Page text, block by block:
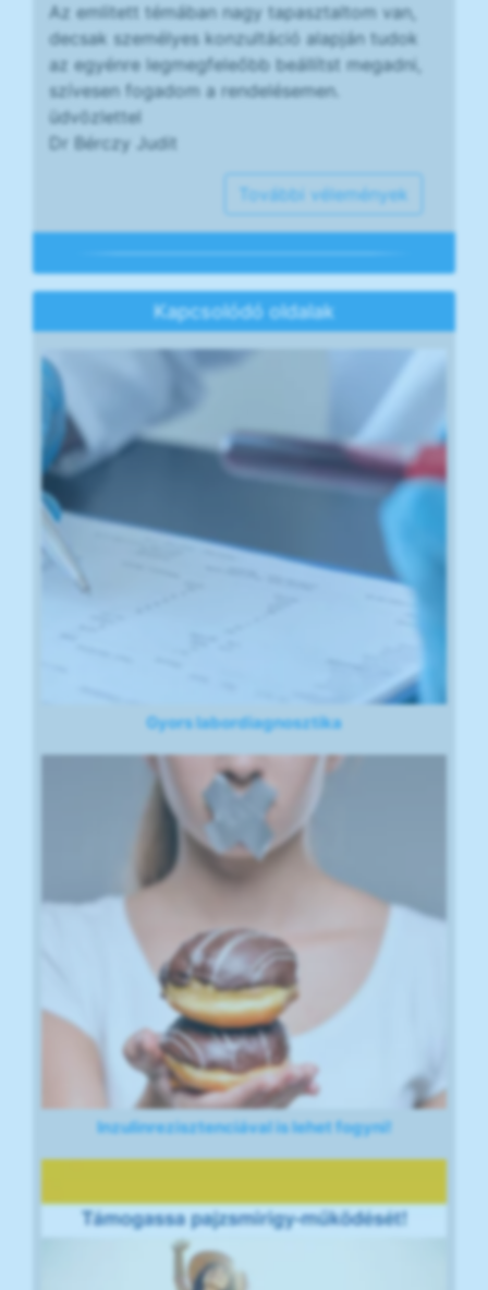
Az emlitett témában nagy tapasztaltom van,
decsak személyes konzultáció alapján tudok
az egyénre legmegfeleőbb beállítst megadni,
szívesen fogadom a rendelésemen.
üdvözlettel
Dr Bérczy Judit
További vélemények
Kapcsolódó oldalak
Gyors labordiagnosztika
Inzulinrezisztenciával is lehet fogyni!